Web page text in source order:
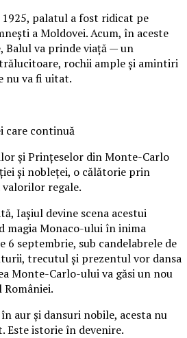
palatul a fost ridicat pe
a Moldovei. Acum, în aceste
Balul va prinde viață — un
rochii ample și amintiri
nu va fi uitat.
care continuă
și Prințeselor din Monte-Carlo
și nobleței, o călătorie prin
regale.
Iașiul devine scena acestui
magia Monaco-ului în inima
6 septembrie, sub candelabrele de
trecutul și prezentul vor dansa
Monte-Carlo-ului va găsi un nou
aur și dansuri nobile, acesta nu
Este istorie în devenire.